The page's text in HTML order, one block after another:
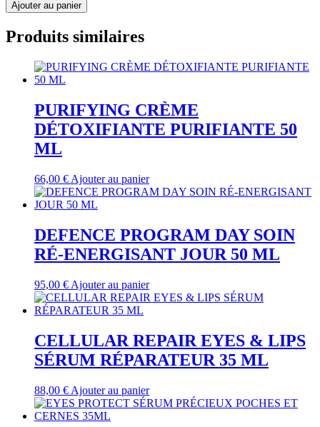
Ajouter au panier
Produits similaires
PURIFYING CRÈME
DÉTOXIFIANTE PURIFIANTE 50
ML
66,00 € Ajouter au panier
DEFENCE PROGRAM DAY SOIN
RÉ-ENERGISANT JOUR 50 ML
95,00 € Ajouter au panier
CELLULAR REPAIR EYES & LIPS
SÉRUM RÉPARATEUR 35 ML
88,00 € Ajouter au panier